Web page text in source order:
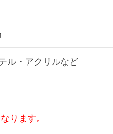
ル・アクリルなど
ります。